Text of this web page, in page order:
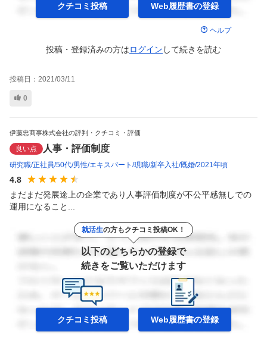
クチコミ投稿 Web履歴書の登録
ヘルプ
投稿・登録済みの方はログイン して続きを読む
投稿日： 2021/03/11
0
伊藤忠商事株式会社の評判・クチコミ・評価
良い点 人事・評価制度
研究職 正社員 50代 男性 エキスパート 現職 新卒入社 既婚 2021年頃
4.8
まだまだ発展途上の企業であり人事評価制度が不公平感無しでの
運用になること...
就活生の方もクチコミ投稿OK！
以下のどちらかの登録で
続きをご覧いただけます
クチコミ投稿 Web履歴書の登録